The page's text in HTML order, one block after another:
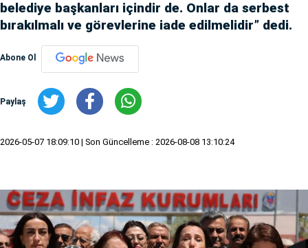
belediye başkanları içindir de. Onlar da serbest
bırakılmalı ve görevlerine iade edilmelidir” dedi.
Abone Ol
Paylaş
2026-05-07 18:09:10 | Son Güncelleme : 2026-08-08 13:10:24